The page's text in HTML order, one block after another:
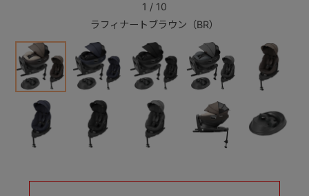
ラフィナートブラウン（BR）
1 / 10